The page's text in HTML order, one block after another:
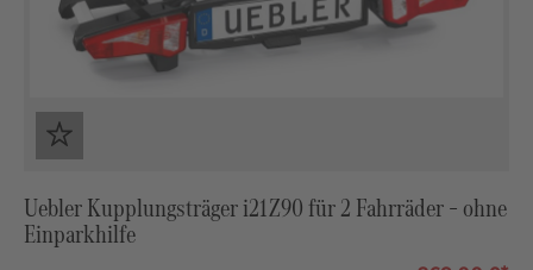
Uebler Kupplungsträger i21 Z90 für 2 Fahrräder – ohne
Einparkhilfe